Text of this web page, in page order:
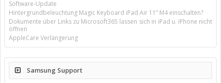
Software-Update
Hintergrundbeleuchtung Magic Keyboard iPad Air 11’’ M4 einschalten?
Dokumente über Links zu Microsoft365 lassen sich in iPad u. iPhone nicht
öffnen
AppleCare Verlängerung
Samsung Support